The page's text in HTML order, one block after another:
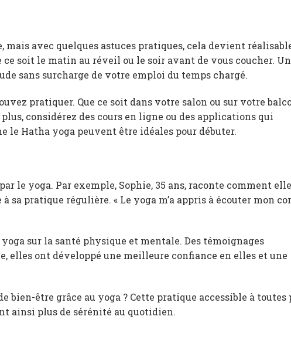
avec quelques astuces pratiques, cela devient
ce soit le matin au réveil ou le soir avant de vous coucher. Un
sans surcharge de votre emploi du temps chargé.
pratiquer. Que ce soit dans votre salon ou sur votre
considérez des cours en ligne ou des applications qui
le Hatha yoga peuvent être idéales pour débuter.
le yoga. Par exemple, Sophie, 35 ans, raconte comment
sa pratique régulière. « Le yoga m’a appris à écouter mon
sur la santé physique et mentale. Des témoignages
elles ont développé une meilleure confiance en elles et une
bien-être grâce au yoga ? Cette pratique accessible à toutes
ainsi plus de sérénité au quotidien.